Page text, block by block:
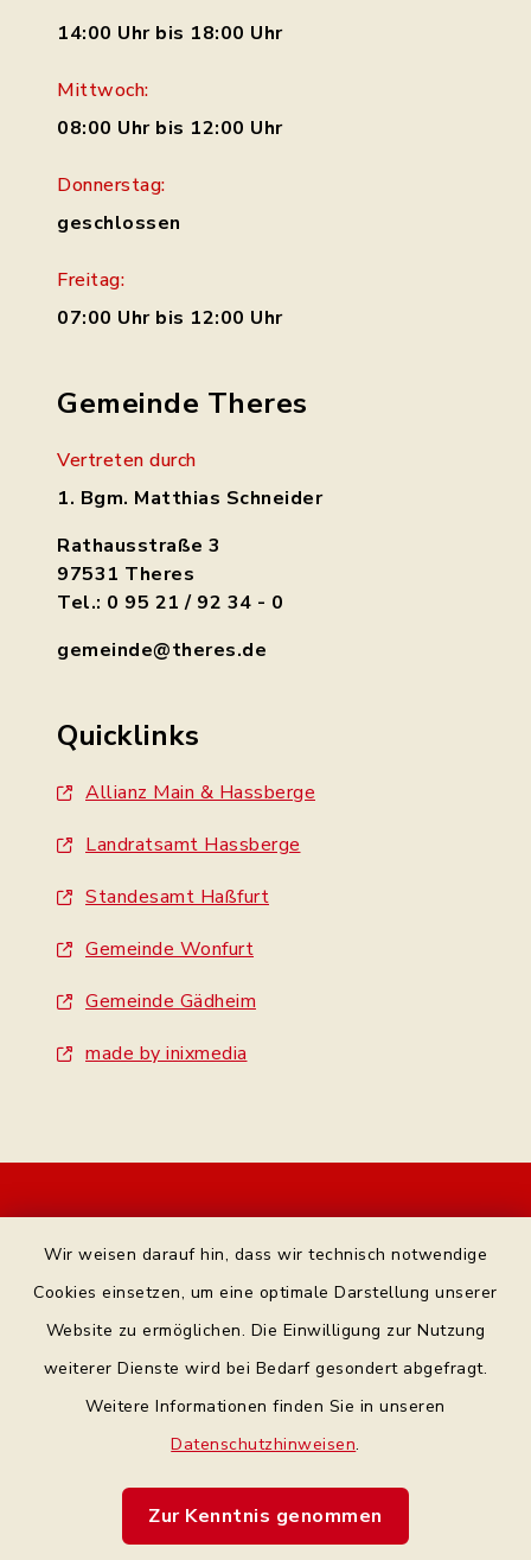
Wir weisen darauf hin, dass wir technisch notwendige
Cookies einsetzen, um eine optimale Darstellung unserer
Website zu ermöglichen. Die Einwilligung zur Nutzung
weiterer Dienste wird bei Bedarf gesondert abgefragt.
Weitere Informationen finden Sie in unseren
Datenschutzhinweisen.
Zur Kenntnis genommen
14:00 Uhr bis 18:00 Uhr
Mittwoch:
08:00 Uhr bis 12:00 Uhr
Donnerstag:
geschlossen
Freitag:
07:00 Uhr bis 12:00 Uhr
Gemeinde Theres
Vertreten durch
1. Bgm. Matthias Schneider
Rathausstraße 3
97531 Theres
Tel.: 0 95 21 / 92 34 - 0
gemeinde@theres.de
Quicklinks
Allianz Main & Hassberge
Landratsamt Hassberge
Standesamt Haßfurt
Gemeinde Wonfurt
Gemeinde Gädheim
made by inixmedia
Bankverbindung
Barrierefreiheit
Impressum